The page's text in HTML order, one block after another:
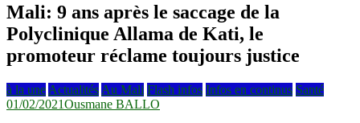
Mali: 9 ans après le saccage de la
Polyclinique Allama de Kati, le
promoteur réclame toujours justice
à la une Actualités Au Mali Flash infos Infos en continus Santé
01/02/2021Ousmane BALLO